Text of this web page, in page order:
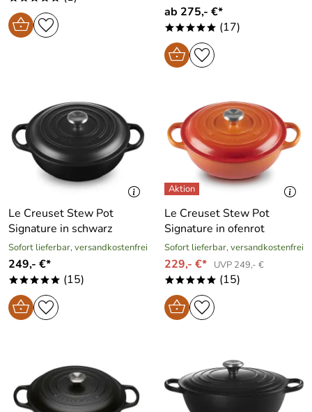
ab 275,- €*
***** (17)
Le Creuset Stew Pot
Signature in schwarz
Sofort lieferbar, versandkostenfrei
249,- €*
***** (15)
Le Creuset Stew Pot
Signature in ofenrot
Sofort lieferbar, versandkostenfrei
229,- €* UVP 249,- €
***** (15)